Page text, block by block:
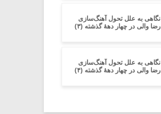
نگاهی به علل تحول آهنگ‌سازی
رضا والی در چهار دهۀ گذشته (۳)
نگاهی به علل تحول آهنگ‌سازی
رضا والی در چهار دهۀ گذشته (۴)